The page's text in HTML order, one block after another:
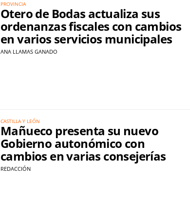
PROVINCIA
Otero de Bodas actualiza sus
ordenanzas fiscales con cambios
en varios servicios municipales
ANA LLAMAS GANADO
CASTILLA Y LEÓN
Mañueco presenta su nuevo
Gobierno autonómico con
cambios en varias consejerías
REDACCIÓN